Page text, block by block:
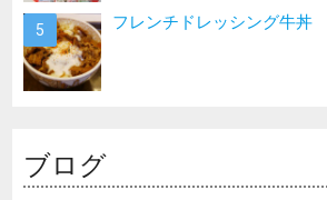
フレンチドレッシング牛丼
ブログ